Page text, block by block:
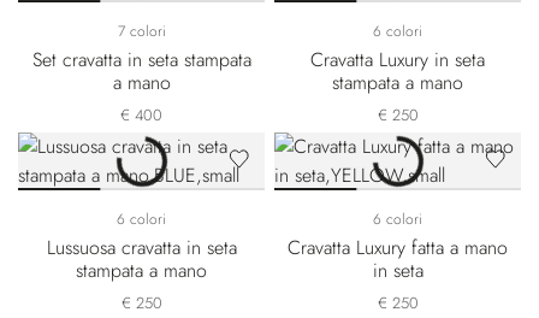
7 colori
Set cravatta in seta stampata
a mano
€ 400
6 colori
Cravatta Luxury in seta
stampata a mano
€ 250
6 colori
Lussuosa cravatta in seta
stampata a mano
€ 250
6 colori
Cravatta Luxury fatta a mano
in seta
€ 250